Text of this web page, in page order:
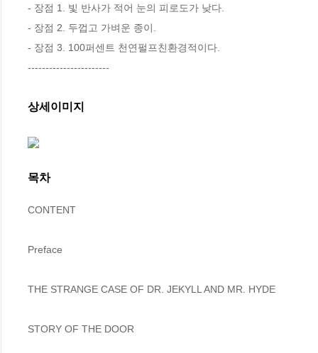
- 장점 1. 빛 반사가 적어 눈의 피로도가 낮다.
- 장점 2. 두껍고 가벼운 종이.
- 장점 3. 100퍼센트 천연펄프친환경적이다.
-----------------------
상세이미지
목차
CONTENT
Preface
THE STRANGE CASE OF DR. JEKYLL AND MR. HYDE
STORY OF THE DOOR